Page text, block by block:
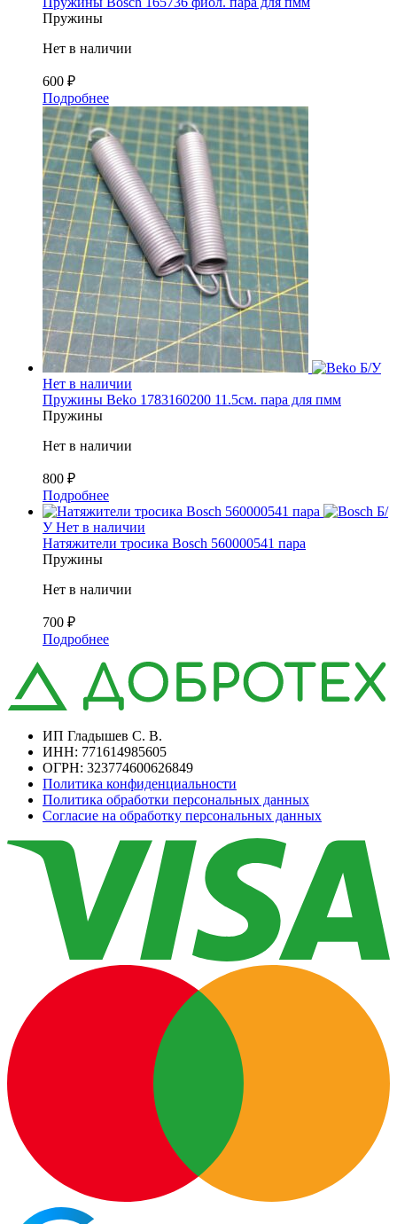
Пружины
Нет в наличии
600 ₽
Подробнее
Б/У
Нет в наличии
Пружины Beko 1783160200 11.5см. пара для пмм
Пружины
Нет в наличии
800 ₽
Подробнее
Б/
У Нет в наличии
Натяжители тросика Bosch 560000541 пара
Пружины
Нет в наличии
700 ₽
Подробнее
ИП Гладышев С. В.
ИНН: 771614985605
ОГРН: 323774600626849
Политика конфиденциальности
Политика обработки персональных данных
Согласие на обработку персональных данных